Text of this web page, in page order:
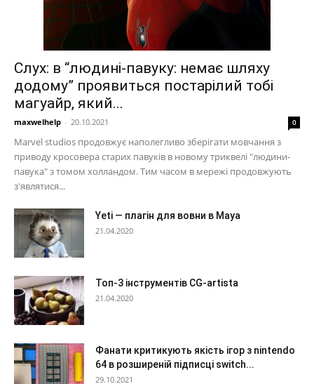
Слух: в “людині-павуку: немає шляху
додому” проявиться постарілий тобі
магуайр, який...
maxwelhelp - 20.10.2021 0
Marvel studios продовжує наполегливо зберігати мовчання з
приводу кросовера старих павуків в новому триквелі "людини-
павука" з томом холландом. Тим часом в мережі продовжують
з'являтися...
Yeti — плагін для вовни в Maya
21.04.2020
Топ-3 інструментів CG-artista
21.04.2020
Фанати критикують якість ігор з nintendo
64 в розширеній підписці switch...
29.10.2021